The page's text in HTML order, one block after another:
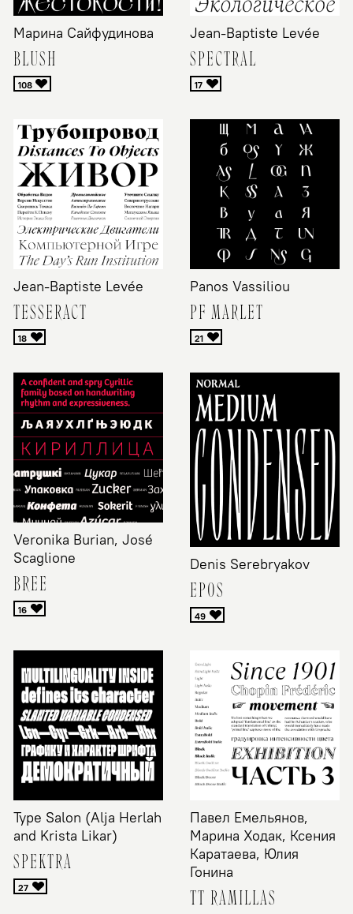
Марина Сайфудинова
BLUSH
Jean-Baptiste Levée
SPECTRAL
Jean-Baptiste Levée
TESSERACT
Panos Vassiliou
PF MARLET
Veronika Burian, José
Scaglione
BREE
Denis Serebryakov
EPOS
Type Salon (Alja Herlah
and Krista Likar)
SPEKTRA
Павел Емельянов,
Марина Ходак, Ксения
Каратаева, Юлия
Гонина
TT RAMILLAS